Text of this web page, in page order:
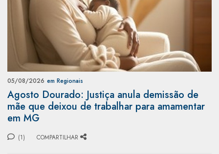
05/08/2026 em Regionais
Agosto Dourado: Justiça anula demissão de
mãe que deixou de trabalhar para amamentar
em MG
(1) COMPARTILHAR